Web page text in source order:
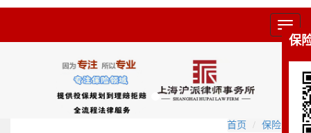
菜
单
首页 保险官司
保